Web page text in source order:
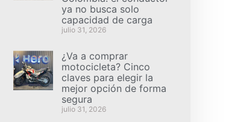
ya no busca solo
capacidad de carga
julio 31, 2026
¿Va a comprar
motocicleta? Cinco
claves para elegir la
mejor opción de forma
segura
julio 31, 2026